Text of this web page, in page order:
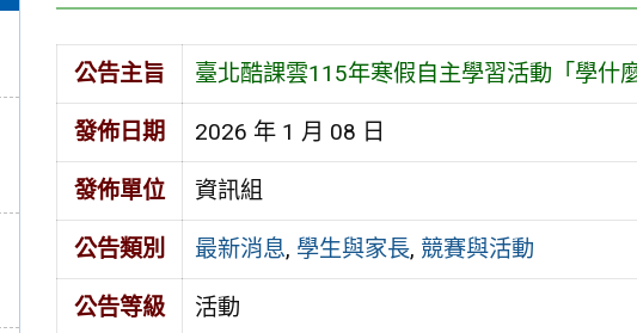
公告主旨 臺北酷課雲115年寒假自主學習活動「學什
發佈日期 2026 年 1 月 08 日
發佈單位 資訊組
公告類別 最新消息, 學生與家長, 競賽與活動
公告等級 活動